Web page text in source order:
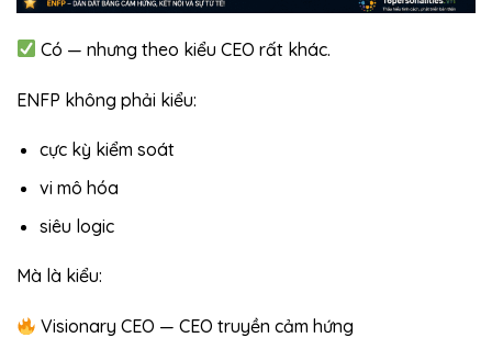
Có — nhưng theo kiểu CEO rất khác.
ENFP không phải kiểu:
cực kỳ kiểm soát
vi mô hóa
siêu logic
Mà là kiểu:
Visionary CEO — CEO truyền cảm hứng